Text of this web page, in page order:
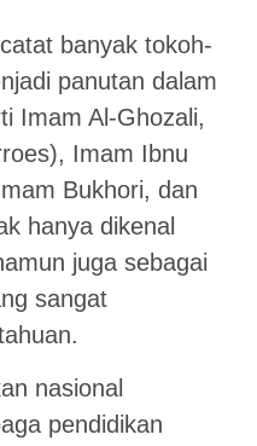
banyak tokoh-
panutan dalam
Imam Al-Ghozali,
Imam Ibnu
Bukhori, dan
hanya dikenal
juga sebagai
sangat
nasional
pendidikan